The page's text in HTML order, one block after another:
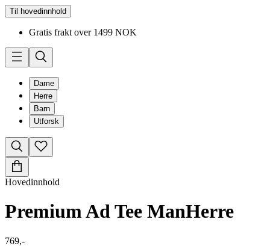
Til hovedinnhold
Gratis frakt over 1499 NOK
Dame
Herre
Barn
Utforsk
Hovedinnhold
Premium Ad Tee ManHerre
769,-